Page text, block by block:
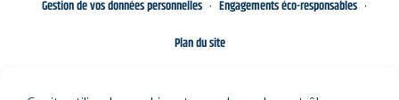
Gestion de vos données personnelles
Engagements éco-responsables
Plan du site